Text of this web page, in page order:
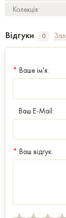
Колекція:
Відгуки 0
* Ваше ім'я:
Ваш E-Mail:
* Ваш відгук: